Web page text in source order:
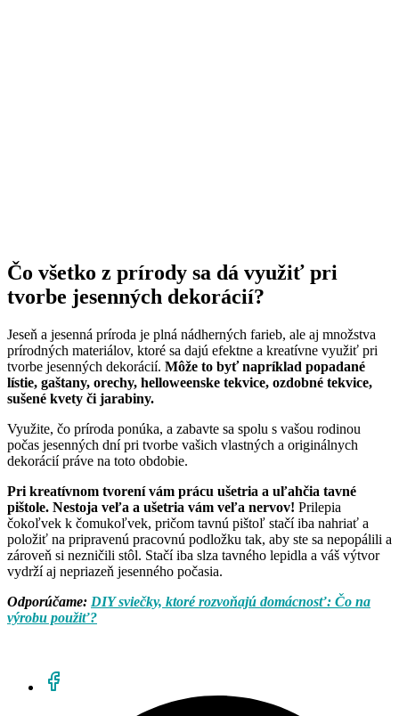
Čo všetko z prírody sa dá využiť pri
tvorbe jesenných dekorácií?
Jeseň a jesenná príroda je plná nádherných farieb, ale aj množstva
prírodných materiálov, ktoré sa dajú efektne a kreatívne využiť pri
tvorbe jesenných dekorácií. Môže to byť napríklad popadané
lístie, gaštany, orechy, helloweenske tekvice, ozdobné tekvice,
sušené kvety či jarabiny.
Využite, čo príroda ponúka, a zabavte sa spolu s vašou rodinou
počas jesenných dní pri tvorbe vašich vlastných a originálnych
dekorácií práve na toto obdobie.
Pri kreatívnom tvorení vám prácu ušetria a uľahčia tavné
pištole. Nestoja veľa a ušetria vám veľa nervov! Prilepia
čokoľvek k čomukoľvek, pričom tavnú pištoľ stačí iba nahriať a
položiť na pripravenú pracovnú podložku tak, aby ste sa nepopálili a
zároveň si nezničili stôl. Stačí iba slza tavného lepidla a váš výtvor
vydrží aj nepriazeň jesenného počasia.
Odporúčame: DIY sviečky, ktoré rozvoňajú domácnosť: Čo na
výrobu použiť?